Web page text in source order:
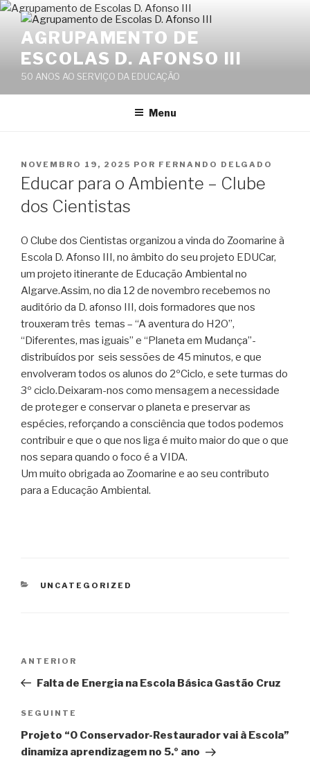
Saltar
conteúdo
AGRUPAMENTO DE
ESCOLAS D. AFONSO III
50 ANOS AO SERVIÇO DA EDUCAÇÃO
Menu
PUBLICADO
EM
NOVEMBRO 19, 2025 POR FERNANDO DELGADO
Educar para o Ambiente – Clube
dos Cientistas
O Clube dos Cientistas organizou a vinda do Zoomarine à
Escola D. Afonso III, no âmbito do seu projeto EDUCar,
um projeto itinerante de Educação Ambiental no
Algarve.Assim, no dia 12 de novembro recebemos no
auditório da D. afonso III, dois formadores que nos
trouxeram três temas – “A aventura do H2O”,
“Diferentes, mas iguais” e “Planeta em Mudança”-
distribuídos por seis sessões de 45 minutos, e que
envolveram todos os alunos do 2ºCiclo, e sete turmas do
3º ciclo.Deixaram-nos como mensagem a necessidade
de proteger e conservar o planeta e preservar as
espécies, reforçando a consciência que todos podemos
contribuir e que o que nos liga é muito maior do que o que
nos separa quando o foco é a VIDA.
Um muito obrigada ao Zoomarine e ao seu contributo
para a Educação Ambiental.
CATEGORIAS
UNCATEGORIZED
Conteúdo
anterior
ANTERIOR
Falta de Energia na Escola Básica Gastão Cruz
Conteúdo
seguinte
SEGUINTE
Projeto “O Conservador-Restaurador vai à Escola”
dinamiza aprendizagem no 5.º ano